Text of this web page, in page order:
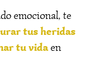
emocional, te
tus heridas
tu vidaen